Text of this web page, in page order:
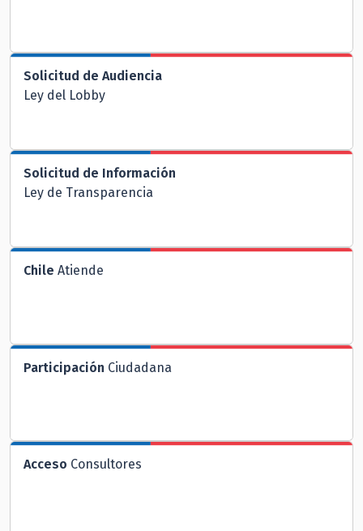
Solicitud de Audiencia
Ley del Lobby
Solicitud de Información
Ley de Transparencia
Chile Atiende
Participación Ciudadana
Acceso Consultores